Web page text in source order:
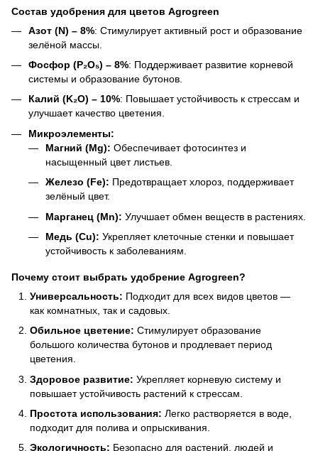
Состав удобрения для цветов Agrogreen
Азот (N) – 8%: Стимулирует активный рост и образование
зелёной массы.
Фосфор (P₂O₅) – 8%: Поддерживает развитие корневой
системы и образование бутонов.
Калий (K₂O) – 10%: Повышает устойчивость к стрессам и
улучшает качество цветения.
Микроэлементы:
Магний (Mg): Обеспечивает фотосинтез и
насыщенный цвет листьев.
Железо (Fe): Предотвращает хлороз, поддерживает
зелёный цвет.
Марганец (Mn): Улучшает обмен веществ в растениях.
Медь (Cu): Укрепляет клеточные стенки и повышает
устойчивость к заболеваниям.
Почему стоит выбрать удобрение Agrogreen?
Универсальность: Подходит для всех видов цветов —
как комнатных, так и садовых.
Обильное цветение: Стимулирует образование
большого количества бутонов и продлевает период
цветения.
Здоровое развитие: Укрепляет корневую систему и
повышает устойчивость растений к стрессам.
Простота использования: Легко растворяется в воде,
подходит для полива и опрыскивания.
Экологичность: Безопасно для растений, людей и